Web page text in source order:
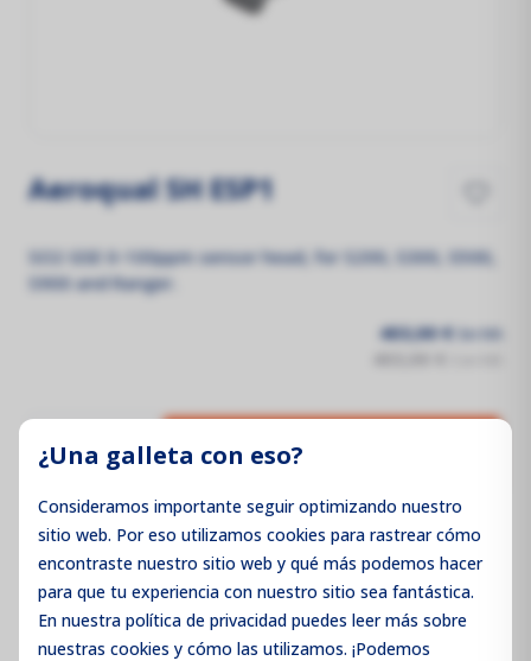
¿Una galleta con eso?
Consideramos importante seguir optimizando nuestro
sitio web. Por eso utilizamos cookies para rastrear cómo
encontraste nuestro sitio web y qué más podemos hacer
para que tu experiencia con nuestro sitio sea fantástica.
En nuestra política de privacidad puedes leer más sobre
nuestras cookies y cómo las utilizamos. ¡Podemos
Aeroqual SH ESP1
SO2 GSE 0-100ppm sensor head, for S200, S300, S500,
S900 and Ranger.
403,00 € Sin IVA
Añadir al carrito
Código de producto: SHESP1
Merk: Aeroqual